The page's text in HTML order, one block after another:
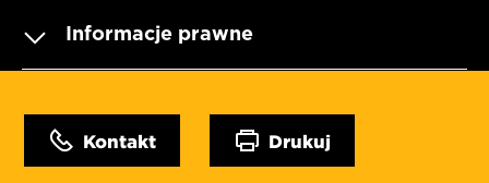
Informacje prawne
Kontakt Drukuj